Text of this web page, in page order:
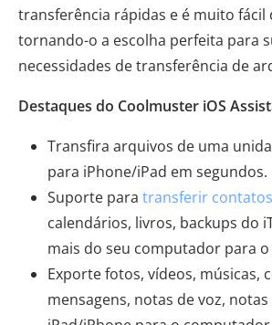
transferência rápidas e é muito fácil
tornando-o a escolha perfeita para
necessidades de transferência de
Destaques do Coolmuster iOS
Transfira arquivos de uma
para iPhone/iPad em segundos.
Suporte para transferir contatos
calendários, livros, backups do
mais do seu computador para
Exporte fotos, vídeos, músicas,
mensagens, notas de voz,